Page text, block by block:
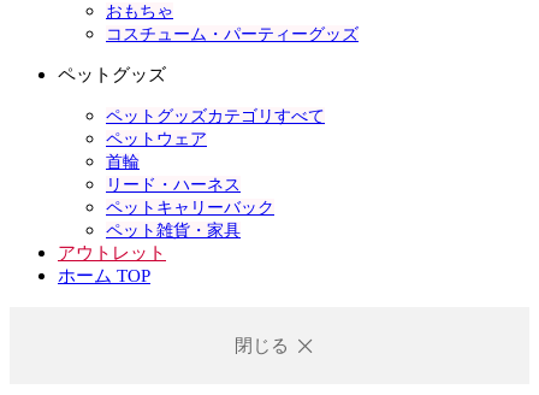
おもちゃ
コスチューム・パーティーグッズ
ペットグッズ
ペットグッズカテゴリすべて
ペットウェア
首輪
リード・ハーネス
ペットキャリーバック
ペット雑貨・家具
アウトレット
ホーム TOP
閉じる